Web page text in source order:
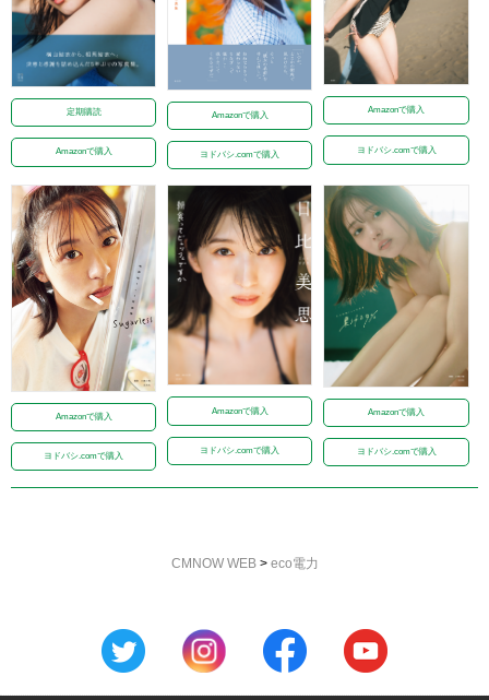
定期購読
Amazonで購入
Amazonで購入
ヨドバシ.comで購入
Amazonで購入
ヨドバシ.comで購入
Amazonで購入
ヨドバシ.comで購入
Amazonで購入
ヨドバシ.comで購入
Amazonで購入
ヨドバシ.comで購入
CMNOW WEB> eco電力